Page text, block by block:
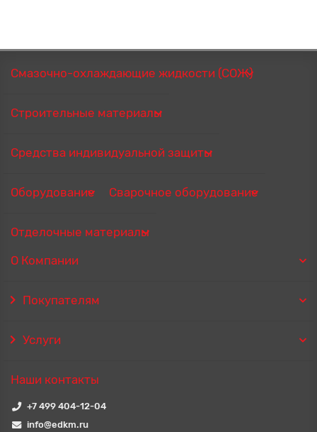
Смазочно-охлаждающие жидкости (СОЖ)
Строительные материалы
Средства индивидуальной защиты
Оборудование Сварочное оборудование
Отделочные материалы
О Компании
Покупателям
Услуги
Наши контакты
+7 499 404-12-04
info@edkm.ru